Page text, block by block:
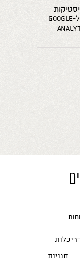
חיבור ל-google
חנויות